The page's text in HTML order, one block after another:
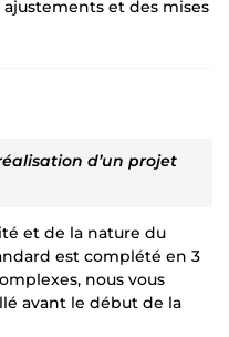
et des mises
d’un projet
et de la nature du
est complété en 3
nous vous
avant le début de la